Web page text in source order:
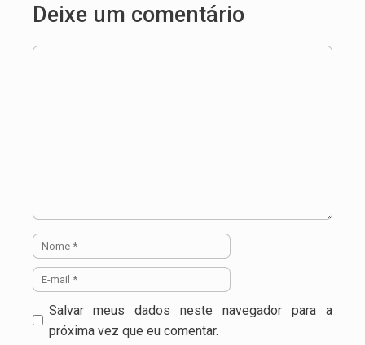
Deixe um comentário
Comentário
Nome
E-
mail
Salvar meus dados neste navegador para a
próxima vez que eu comentar.